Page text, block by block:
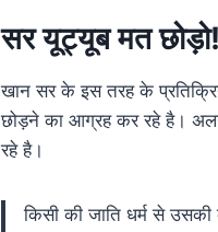
सर यूट्यूब मत छोड़ो!
खान सर के इस तरह के
छोड़ने का आग्रह कर रहे है।
रहे है।
किसी की जाति धर्म से